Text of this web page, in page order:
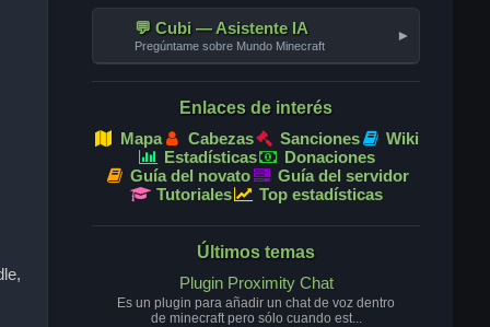
💬 Cubi — Asistente IA
Pregúntame sobre Mundo Minecraft
▾
Enlaces de interés
Mapa
Cabezas Sanciones
Wiki
Estadísticas
Donaciones
Guía del novato
Guía del servidor
Tutoriales
Top estadísticas
Últimos temas
Plugin Proximity Chat
Es un plugin para añadir un chat de voz dentro
de minecraft pero sólo cuando est...